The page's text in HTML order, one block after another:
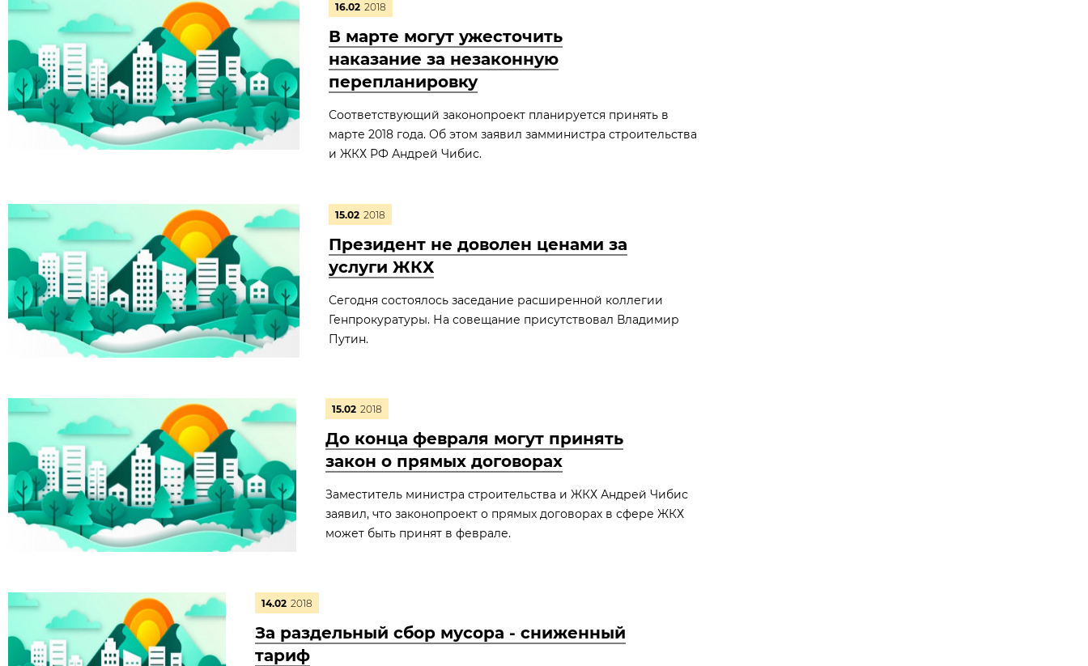
16.02 2018
В марте могут ужесточить
наказание за незаконную
перепланировку
Соответствующий законопроект планируется принять в
марте 2018 года. Об этом заявил замминистра строительства
и ЖКХ РФ Андрей Чибис.
15.02 2018
Президент не доволен ценами за
услуги ЖКХ
Сегодня состоялось заседание расширенной коллегии
Генпрокуратуры. На совещание присутствовал Владимир
Путин.
15.02 2018
До конца февраля могут принять
закон о прямых договорах
Заместитель министра строительства и ЖКХ Андрей Чибис
заявил, что законопроект о прямых договорах в сфере ЖКХ
может быть принят в феврале.
14.02 2018
За раздельный сбор мусора - сниженный
тариф